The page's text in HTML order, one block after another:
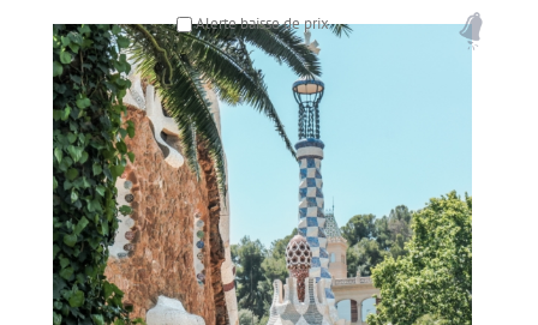
Alerte baisse de prix